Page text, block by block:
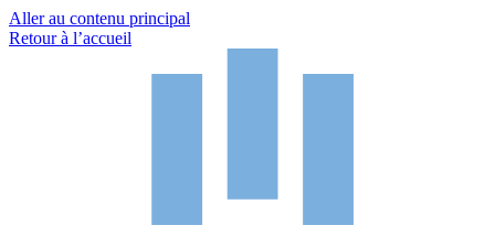
Aller au contenu principal
Retour à l’accueil